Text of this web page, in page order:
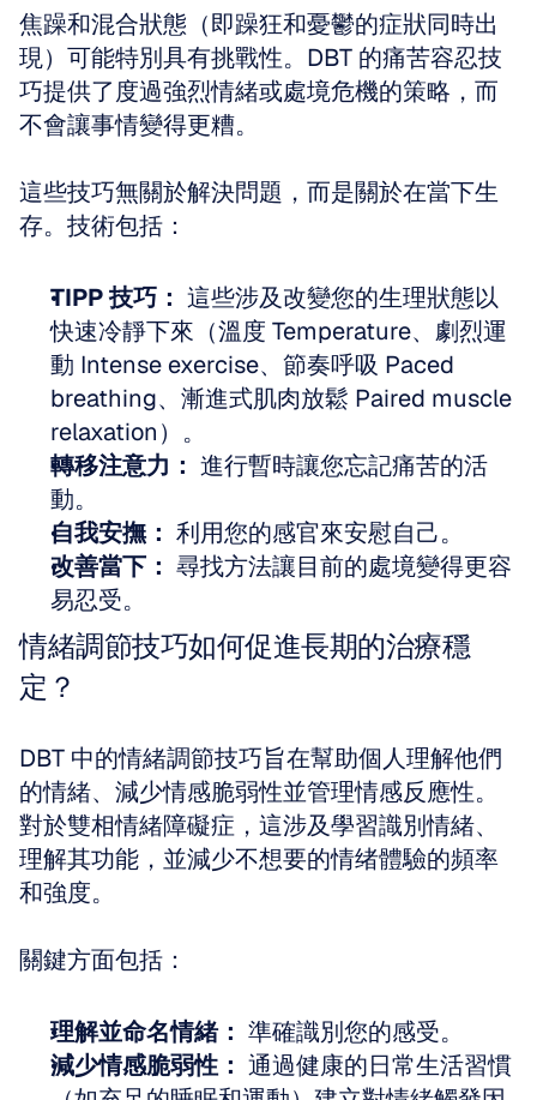
焦躁和混合狀態（即躁狂和憂鬱的症狀同時出
現）可能特別具有挑戰性。DBT 的痛苦容忍技
巧提供了度過強烈情緒或處境危機的策略，而
不會讓事情變得更糟。
這些技巧無關於解決問題，而是關於在當下生
存。技術包括：
TIPP 技巧： 這些涉及改變您的生理狀態以
快速冷靜下來（溫度 Temperature、劇烈運
動 Intense exercise、節奏呼吸 Paced
breathing、漸進式肌肉放鬆 Paired muscle
relaxation）。
轉移注意力： 進行暫時讓您忘記痛苦的活
動。
自我安撫： 利用您的感官來安慰自己。
改善當下： 尋找方法讓目前的處境變得更容
易忍受。
情緒調節技巧如何促進長期的治療穩
定？
DBT 中的情緒調節技巧旨在幫助個人理解他們
的情緒、減少情感脆弱性並管理情感反應性。
對於雙相情緒障礙症，這涉及學習識別情緒、
理解其功能，並減少不想要的情绪體驗的頻率
和強度。
關鍵方面包括：
理解並命名情緒： 準確識別您的感受。
減少情感脆弱性： 通過健康的日常生活習慣